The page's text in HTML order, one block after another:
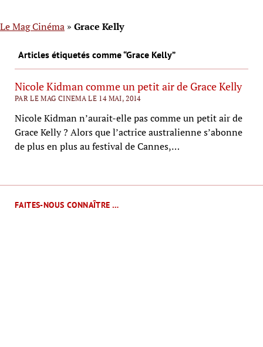
FAITES-NOUS CONNAÎTRE …
Le Mag Cinéma » Grace Kelly
Articles étiquetés comme “Grace Kelly”
Nicole Kidman comme un petit air de Grace Kelly
PAR LE MAG CINEMA LE 14 MAI, 2014
Nicole Kidman n’aurait-elle pas comme un petit air de
Grace Kelly ? Alors que l’actrice australienne s’abonne
de plus en plus au festival de Cannes,…